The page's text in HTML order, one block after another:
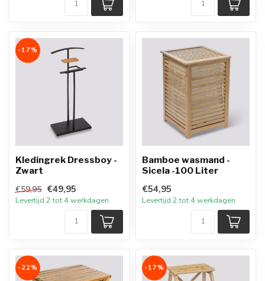
-17%
Kledingrek Dressboy -
Zwart
€59,95 €49,95
Levertijd 2 tot 4 werkdagen
Bamboe wasmand -
Sicela -100 Liter
€54,95
Levertijd 2 tot 4 werkdagen
-22% -17%